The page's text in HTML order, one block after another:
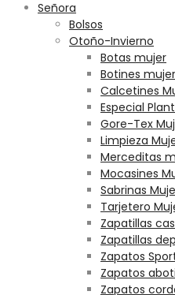
Señora
Bolsos
Otoño-Invierno
Botas mujer
Botines mujer
Calcetines
Especial
Gore-Tex
Limpieza
Merceditas
Mocasines
Sabrinas
Tarjetero
Zapatillas
Zapatillas
Zapatos
Zapatos
Zapatos